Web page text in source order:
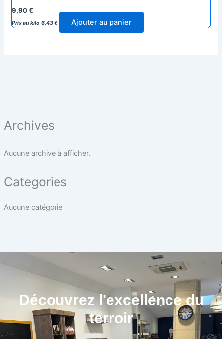
Archives
Aucune archive à afficher.
Categories
Aucune catégorie
9,90€
Prix au kilo 6,43€ Ajouter au panier
Découvrez l'excellence du
terroir